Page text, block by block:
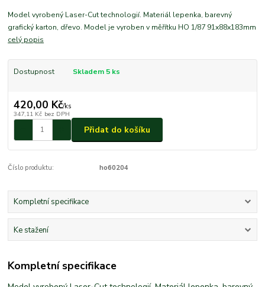
Model vyrobený Laser-Cut technologií. Materiál lepenka, barevný
grafický karton, dřevo. Model je vyroben v měřítku HO 1/87 91x88x183mm
celý popis
Dostupnost Skladem 5 ks
420,00 Kč/ks
347,11 Kč bez DPH
Přidat do košíku
Číslo produktu: ho60204
Kompletní specifikace
Ke stažení
Kompletní specifikace